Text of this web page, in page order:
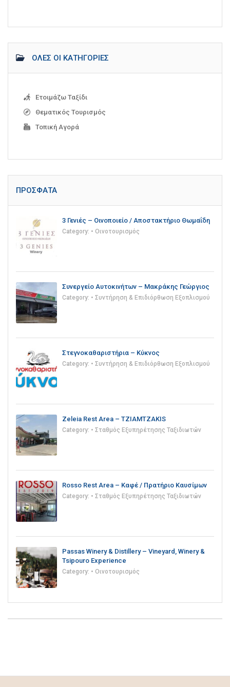
ΌΛΕΣ ΟΙ ΚΑΤΗΓΟΡΊΕΣ
Ετοιμάζω Ταξίδι
Θεματικός Τουρισμός
Τοπική Αγορά
ΠΡΌΣΦΑΤΑ
3 Γενιές – Οινοποιείο / Αποστακτήριο Θωμαΐδη
Category: • Οινοτουρισμός
Συνεργείο Αυτοκινήτων – Μακράκης Γεώργιος
Category: • Συντήρηση & Επιδιόρθωση Εξοπλισμού
Στεγνοκαθαριστήρια – Κύκνος
Category: • Συντήρηση & Επιδιόρθωση Εξοπλισμού
Zeleia Rest Area – TZIAMTZAKIS
Category: • Σταθμός Εξυπηρέτησης Ταξιδιωτών
Rosso Rest Area – Καφέ / Πρατήριο Καυσίμων
Category: • Σταθμός Εξυπηρέτησης Ταξιδιωτών
Passas Winery & Distillery – Vineyard, Winery &
Tsipouro Experience
Category: • Οινοτουρισμός